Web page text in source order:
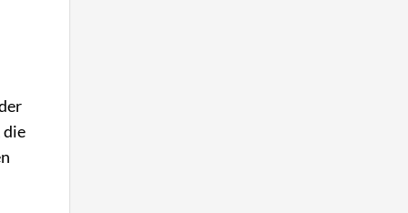
die